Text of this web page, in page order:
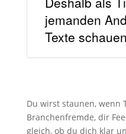
jemanden
Texte
Du wirst staunen, wenn
Branchenfremde, dir
gleich, ob du dich klar